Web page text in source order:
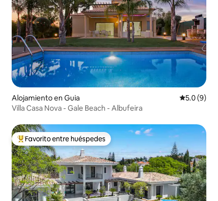
Alojamiento en Guia
5.0 (9)
Villa Casa Nova - Gale Beach - Albufeira
Favorito entre huéspedes preferido
Favorito entre huéspedes